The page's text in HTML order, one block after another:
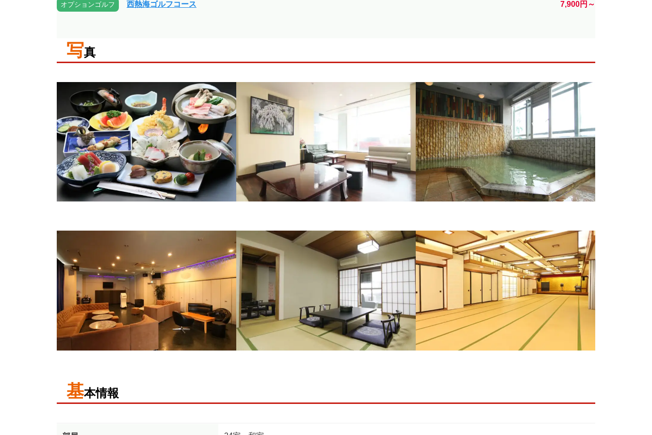
オプションゴルフ 西熱海ゴルフコース 7,900円～
写真
基本情報